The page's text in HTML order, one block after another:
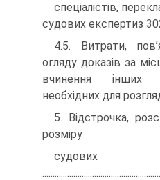
спеціалістів,
судових експертиз
4.5. Витрати,
огляду доказів за
вчинення інших
необхідних для
5. Відстрочка,
розміру